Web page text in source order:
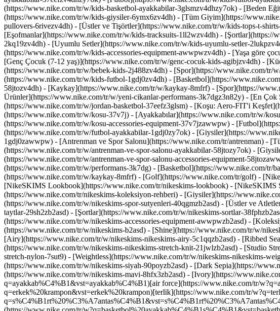
(https://www.nike.com/tr/w/kids-basketbol-ayakkabilar-3glsmzv4dhzy7ok) - [Beden
(https://www.nike.com/tr/w/kids-giysiler-6ymx6zv4dh) - [Tüm Giyim](https://
pullovers-6rivezv4dh) - [Üstler ve Tişörtler](https://www.nike.com/tr/w/kids-tops-t-
[Eşofmanlar](https://www.nike.com/tr/w/kids-tracksuits-1ll2wzv4dh) -
2kq19zv4dh) - [Uyumlu Setler](https://www.nike.com/tr/w/kids-uyumlu-setler-
(https://www.nike.com/tr/w/kids-accessories-equipment-awwpwzv4dh) - [Yaşa göre
[Genç Çocuk (7-12 yaş)](https://www.nike.com/tr/w/genc-cocuk-kids-agibjzv4dh) -
(https://www.nike.com/tr/w/bebek-kids-2j488zv4dh) - [Spor](https://www.nike.com/tr/
(https://www.nike.com/tr/w/kids-futbol-1gdj0zv4dh) - [Basketbol](https://
58jtozv4dh) - [Kaykay](https://www.nike.com/tr/w/kaykay-8mfrf) - [Spor](https://
Ürünler](https://www.nike.com/tr/w/yeni-cikanlar-performans-3k7dgz3n82y) - [En
(https://www.nike.com/tr/w/jordan-basketbol-37eefz3glsm) - [Koşu: Aero-FIT'i
(https://www.nike.com/tr/w/kosu-37v7j) - [Ayakkabılar](https://www.nike.com/tr/w/
(https://www.nike.com/tr/w/kosu-accessories-equipment-37v7jzawwpw) -
(https://www.nike.com/tr/w/futbol-ayakkabilar-1gdj0zy7ok) - [Giysiler](https://
1gdj0zawwpw) - [Antrenman ve Spor Salonu](https://www.nike.com/tr/antrenman) -
(https://www.nike.com/tr/w/antrenman-ve-spor-salonu-ayakkabilar-58jtozy7ok) -
(https://www.nike.com/tr/w/antrenman-ve-spor-salonu-accessories-equipment-
(https://www.nike.com/tr/w/performans-3k7dg) - [Basketbol](https://www.nike.com/
(https://www.nike.com/tr/w/kaykay-8mfrf) - [Golf](https://www.nike.com/tr/golf) -
[NikeSKIMS Lookbook](https://www.nike.com/tr/nikeskims-lookbook) -
(https://www.nike.com/tr/nikeskims-koleksiyon-rehberi) - [Giysiler](https://
(https://www.nike.com/tr/w/nikeskims-spor-sutyenleri-40qgmzb2asd) - [Üstler ve
taytlar-29sh2zb2asd) - [Şortlar](https://www.nike.com/tr/w/nikeskims-sortlar-
(https://www.nike.com/tr/w/nikeskims-accessories-equipment-awwpwzb2asd) -
(https://www.nike.com/tr/w/nikeskims-b2asd) - [Shine](https://www.nike.com/tr/w/
[Airy](https://www.nike.com/tr/w/nikeskims-nikeskims-airy-5c1qqzb2asd) - [Ribbed
(https://www.nike.com/tr/w/nikeskims-nikeskims-stretch-knit-21jwlzb2asd) - [Studio
stretch-nylon-7sut9) - [Weightless](https://www.nike.com/tr/w/nikeskims-nikeskims-